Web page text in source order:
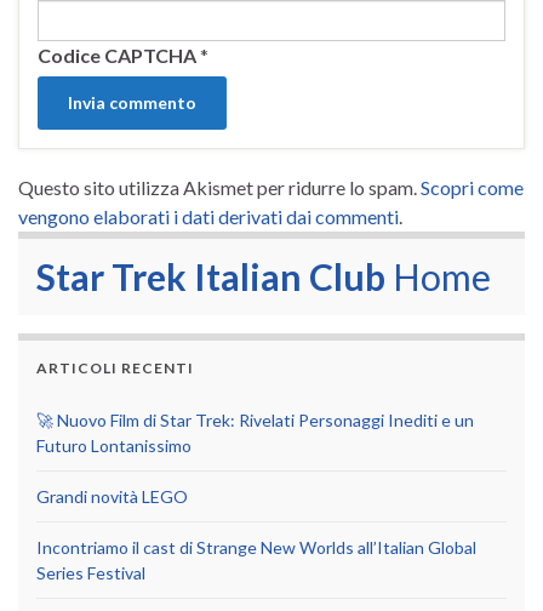
Codice CAPTCHA*
Questo sito utilizza Akismet per ridurre lo spam. Scopri come
vengono elaborati i dati derivati dai commenti
Star Trek Italian Club Home
ARTICOLI RECENTI
🚀 Nuovo Film di Star Trek: Rivelati Personaggi Inediti e un
Futuro Lontanissimo
Grandi novità LEGO
Incontriamo il cast di Strange New Worlds all’Italian Global
Series Festival